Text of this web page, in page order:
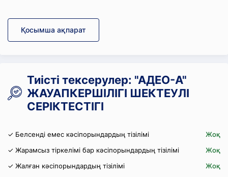
Қосымша ақпарат
Тиісті тексерулер: "АДЕО-А"
ЖАУАПКЕРШІЛІГІ ШЕКТЕУЛІ
СЕРІКТЕСТІГІ
✓ Белсенді емес кәсіпорындардың тізілімі
Жоқ
✓ Жарамсыз тіркелімі бар кәсіпорындардың тізілімі
Жоқ
✓ Жалған кәсіпорындардың тізілімі
Жоқ